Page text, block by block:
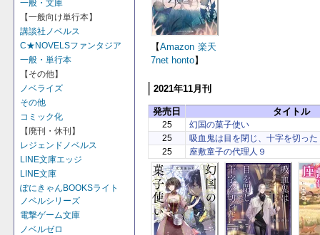
一般・文庫
【一般向け単行本】
講談社ノベルス
C★NOVELSファンタジア
一般・単行本
【その他】
ノベライズ
その他
コミック化
【廃刊・休刊】
レジェンドノベルス
LINE文庫エッジ
LINE文庫
ぽにきゃんBOOKSライト
ノベルシリーズ
電撃ゲーム文庫
ノベルゼロ
【Amazon 楽天
7net honto】
2021年11月刊
発売日 タイトル
25
幻国の菓子使い
25
吸血鬼は目を閉じ、十字を切った
25
座敷童子の代理人９